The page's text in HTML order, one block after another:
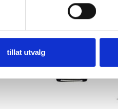
tillat utvalg